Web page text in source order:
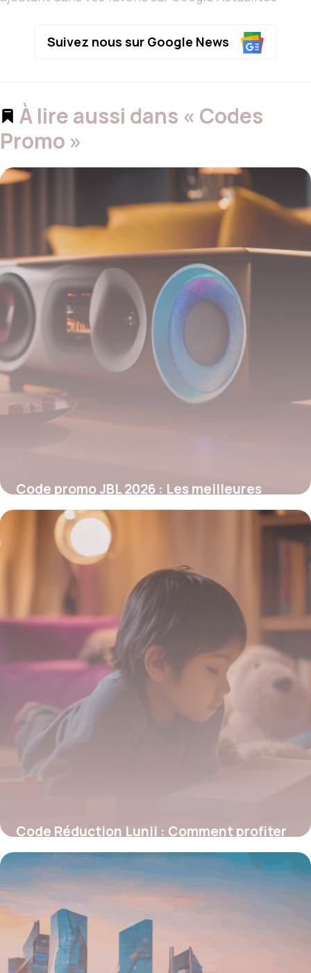
Suivez nous sur Google News
À lire aussi dans « Codes
Promo »
Code promo JBL 2026 : Les meilleures
réductions audio à ne pas manquer
26 janvier 2026
Code Réduction Lunii : Comment profiter
des meilleures offres sur la fabrique
d’histoires audio
5 janvier 2026